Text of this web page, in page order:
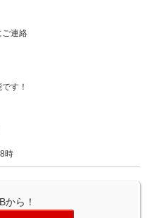
ご連絡
す！
時
から！